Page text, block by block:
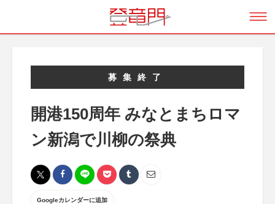
募集終了
開港150周年 みなとまちロマ
ン新潟で川柳の祭典
Googleカレンダーに追加